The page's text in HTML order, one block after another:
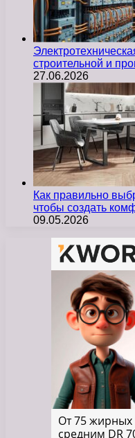
строительной и
27.06.2026
Как правильно
чтобы создать
09.05.2026